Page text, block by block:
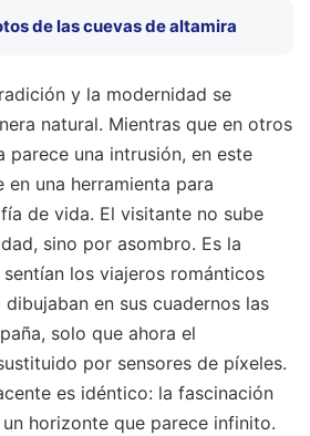
de las cuevas de altamira
y la modernidad se
natural. Mientras que en otros
parece una intrusión, en este
una herramienta para
de vida. El visitante no sube
sino por asombro. Es la
los viajeros románticos
en sus cuadernos las
solo que ahora el
por sensores de píxeles.
es idéntico: la fascinación
horizonte que parece infinito.